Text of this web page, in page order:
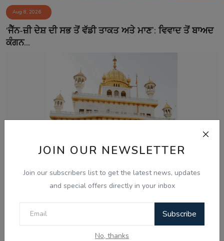
JOIN OUR NEWSLETTER
Join our subscribers list to get the latest news, updates
and special offers directly in your inbox
Subscribe
No, thanks
Aug 8, 2026
‘ਜੈੱਨ-ਜ਼ੀ ਦੇਸ਼ ਦੀ ਸਭ ਤੋਂ ਵੱਡੀ ਤਾਕਤ ਅਤੇ ਮਾਣ’: ਵਿਵਾਦ ਤੋਂ ਬਾਅਦ
ਕੰਗਨ...
ਅਕਾਲ ਤਖ਼ਤ ਵੱਲੋਂ ਬਣਾਏ ਪੈਨਲ ਨੇ ਪੰਜਾਬ ਸਰਕਾਰ ਨਾਲ ਅੱਗੇ
ਗੱਲਬਾਤ ਕਰਨ ਤੋਂ...